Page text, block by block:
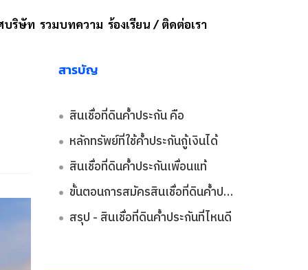
บริษัท รวมบทความ ร้องเรียน / ติดต่อเรา
สารบัญ
สินเชื่อที่ดินค้ำประกัน คือ​
หลักทรัพย์ที่ใช้ค้ำประกันกู้เงินได้​
สินเชื่อที่ดินค้ำประกันเพื่อนแท้​
ขั้นตอนการสมัครสินเชื่อที่ดินค้ำประกัน​
สรุป - สินเชื่อที่ดินค้ำประกันที่ไหนดี